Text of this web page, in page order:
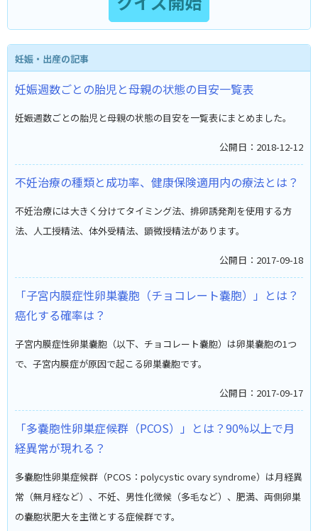
妊娠・出産の記事
妊娠週数ごとの胎児と母親の状態の目安一覧表
妊娠週数ごとの胎児と母親の状態の目安を一覧表にまとめました。
公開日：2018-12-12
不妊治療の種類と成功率、健康保険適用内の療法とは？
不妊治療には大きく分けてタイミング法、排卵誘発剤を使用する方
法、人工授精法、体外受精法、顕微授精法があります。
公開日：2017-09-18
「子宮内膜症性卵巣嚢胞（チョコレート嚢胞）」とは？
癌化する確率は？
子宮内膜症性卵巣嚢胞（以下、チョコレート嚢胞）は卵巣嚢胞の1つ
で、子宮内膜症が原因で起こる卵巣嚢胞です。
公開日：2017-09-17
「多嚢胞性卵巣症候群（PCOS）」とは？90%以上で月
経異常が現れる？
多嚢胞性卵巣症候群（PCOS：polycystic ovary syndrome）は月経異
常（無月経など）、不妊、男性化徴候（多毛など）、肥満、両側卵巣
の嚢胞状肥大を主徴とする症候群です。